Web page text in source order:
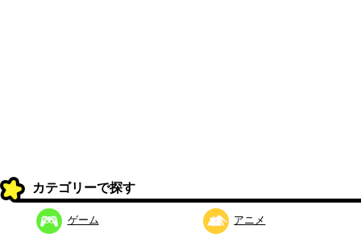
カテゴリーで探す
ゲーム アニメ